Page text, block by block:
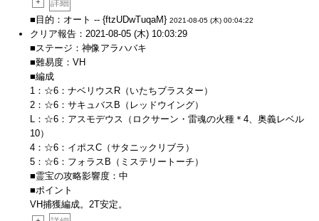
+
詳細
■目的：オート -- {ftzUDwTuqaM} 2021-08-05 (木) 00:04:22
クリア報告：2021-08-05 (木) 10:03:29
■ステージ：神像アラハバキ
■難易度：VH
■編成
1：☆6：ナベリウスR（いたちブラスター）
2：☆6：サキュバスB（レッドウイング）
L：☆6：アスモデウス（ロクサーン・雷魂の火種＊4、奥義レベル
10）
4：☆6：イポスC（サタニックリブラ）
5：☆6：フォラスB（ミステリートーチ）
■霊宝の攻略影響度：中
■ポイント
VH捕獲編成。2T安定。